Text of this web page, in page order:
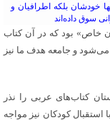
خودشان بلکه اطرافیان و
سوق داده‌اند
خاص» بود که در آن کتاب
و جامعه هدف ما نیز
کتاب‌های عربی را نذر
استقبال کودکان نیز مواجه